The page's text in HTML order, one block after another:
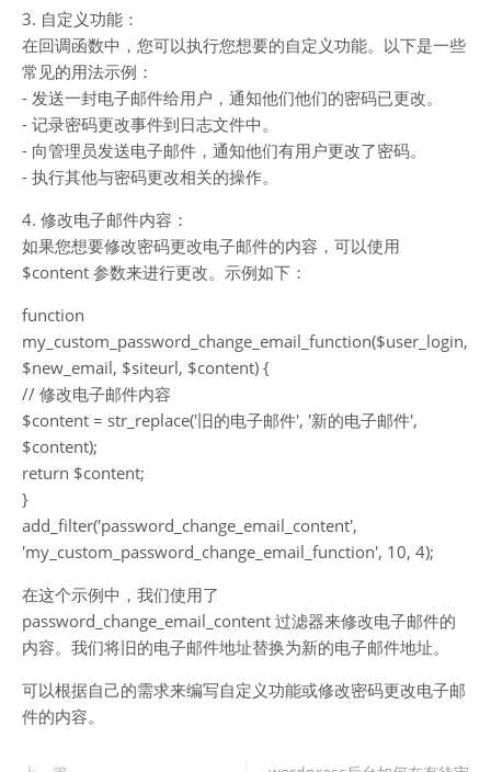
3. 自定义功能：
在回调函数中，您可以执行您想要的自定义功能。以下是一些
常见的用法示例：
- 发送一封电子邮件给用户，通知他们他们的密码已更改。
- 记录密码更改事件到日志文件中。
- 向管理员发送电子邮件，通知他们有用户更改了密码。
- 执行其他与密码更改相关的操作。
4. 修改电子邮件内容：
如果您想要修改密码更改电子邮件的内容，可以使用
$content 参数来进行更改。示例如下：
function
my_custom_password_change_email_function($user_login,
$new_email, $siteurl, $content) {
// 修改电子邮件内容
$content = str_replace('旧的电子邮件', '新的电子邮件',
$content);
return $content;
}
add_filter('password_change_email_content',
'my_custom_password_change_email_function', 10, 4);
在这个示例中，我们使用了
password_change_email_content 过滤器来修改电子邮件的
内容。我们将旧的电子邮件地址替换为新的电子邮件地址。
可以根据自己的需求来编写自定义功能或修改密码更改电子邮
件的内容。